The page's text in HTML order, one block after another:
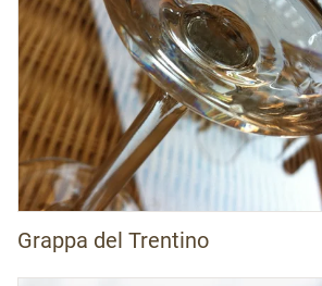
Grappa del Trentino